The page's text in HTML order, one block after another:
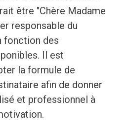
être "Chère Madame
responsable du
fonction des
Il est
la formule de
afin de donner
et professionnel à